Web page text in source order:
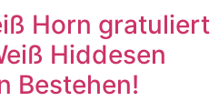
Horn gratuliert
Hiddesen
Bestehen!